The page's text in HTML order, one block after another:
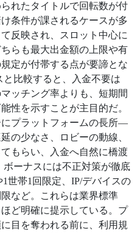
れたタイトルで回転数が付
条件が課されるケースが多
反映され、スロット中心に
らも最大出金額の上限や有
定が付帯する点が要諦とな
比較すると、入金不要は
ッチング率よりも、短期間
性を示すことが主目的だ。
プラットフォームの長所—
の少なさ、ロビーの動線、
もらい、入金へ自然に橋渡
ボーナスには不正対策が徹底
世帯1回限定、IP/デバイスの
など。これらは業界標準
ど明確に提示している。プ
目を奪われる前に、利用規